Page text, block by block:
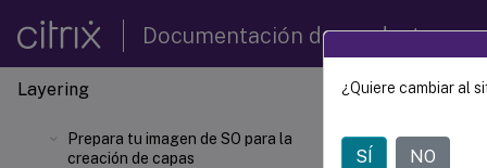
Documentación de productos
Layering
Prepara tu imagen de SO para la
creación de capas
Este
Citrix
¿Quiere cambiar al
SÍ NO